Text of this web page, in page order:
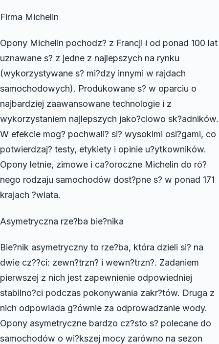
Firma Michelin
Opony Michelin pochodz? z Francji i od ponad 100 lat
uznawane s? z jedne z najlepszych na rynku
(wykorzystywane s? mi?dzy innymi w rajdach
samochodowych). Produkowane s? w oparciu o
najbardziej zaawansowane technologie i z
wykorzystaniem najlepszych jako?ciowo sk?adników.
W efekcie mog? pochwali? si? wysokimi osi?gami, co
potwierdzaj? testy, etykiety i opinie u?ytkowników.
Opony letnie, zimowe i ca?oroczne Michelin do ró?
nego rodzaju samochodów dost?pne s? w ponad 171
krajach ?wiata.
Asymetryczna rze?ba bie?nika
Bie?nik asymetryczny to rze?ba, która dzieli si? na
dwie cz??ci: zewn?trzn? i wewn?trzn?. Zadaniem
pierwszej z nich jest zapewnienie odpowiedniej
stabilno?ci podczas pokonywania zakr?tów. Druga z
nich odpowiada g?ównie za odprowadzanie wody.
Opony asymetryczne bardzo cz?sto s? polecane do
samochodów o wi?kszej mocy zarówno na sezon